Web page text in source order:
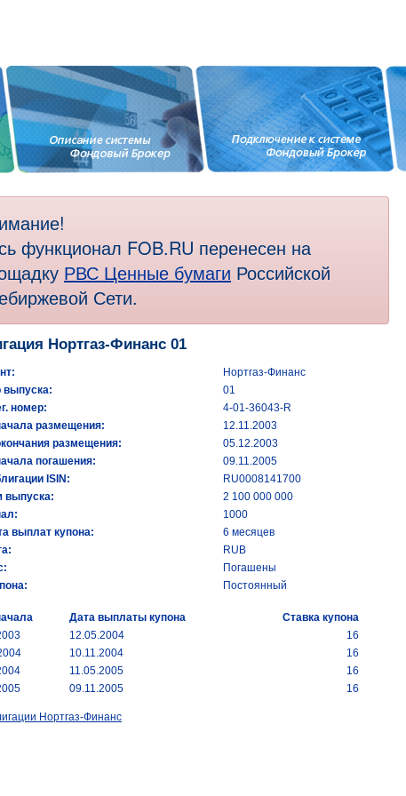
функционал FOB.RU перенесен на
РВС Ценные бумаги Российской
Сети.
Нортгаз-Финанс 01
Нортгаз-Финанс
выпуска:
01
номер:
4-01-36043-R
размещения:
12.11.2003
размещения:
05.12.2003
погашения:
09.11.2005
ISIN:
RU0008141700
выпуска:
2 100 000 000
1000
выплат купона:
6 месяцев
RUB
Погашены
Постоянный
Дата выплаты купона
Ставка купона
12.05.2004
16
10.11.2004
16
11.05.2005
16
09.11.2005 16
Нортгаз-Финанс